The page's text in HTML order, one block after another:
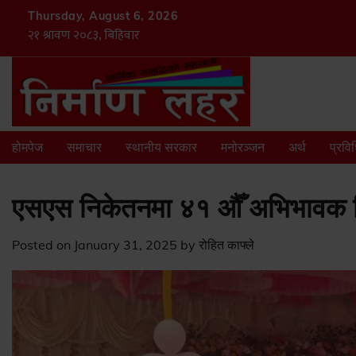
Thursday, August 6, 2026
होमपेज समाचार स्थानीय सरकार मनोरञ्जन अर्थ
एसएस निकेतनमा ४१ औँ अभिभावक
Posted on January 31, 2025 by रोहित काफ्ले